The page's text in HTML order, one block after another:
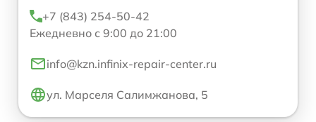
+7 (843) 254-50-42
Ежедневно с 9:00 до 21:00
info@kzn.infinix-repair-center.ru
ул. Марселя Салимжанова, 5